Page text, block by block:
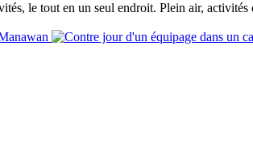
le tout en un seul endroit. Plein air,